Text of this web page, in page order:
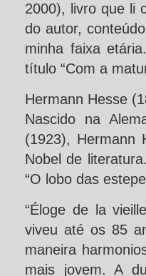
2000), livro que li
do autor,
minha faixa
título “Com a
Hermann Hesse
Nascido na
(1923), Hermann
Nobel de
“O lobo das
“Éloge de la
viveu até os 85
maneira
mais jovem. A